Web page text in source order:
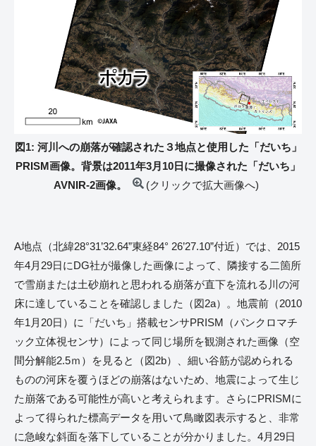
図1: 河川への崩落が確認された３地点と使用した「だいち」
PRISM画像。背景は2011年3月10日に撮像された「だいち」
AVNIR-2画像。
(クリックで拡大画像へ)
A地点（北緯28°31’32.64”東経84° 26’27.10”付近）では、2015
年4月29日にDG社が撮像した画像によって、隣接する二箇所
で雪崩または土砂崩れと思われる崩落が直下を流れる川の河
床に達していることを確認しました（図2a）。地震前（2010
年1月20日）に「だいち」搭載センサPRISM（パンクロマチ
ック立体視センサ）によって同じ場所を観測された画像（空
間分解能2.5ｍ）を見ると（図2b）、細い谷筋が認められる
ものの河床を覆うほどの崩落はないため、地震によって生じ
た崩落である可能性が高いと考えられます。さらにPRISMに
よって得られた標高データを用いて鳥瞰図表示すると、非常
に急峻な斜面を落下していることが分かりました。4月29日